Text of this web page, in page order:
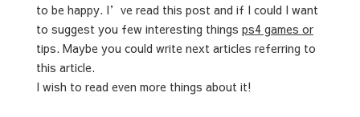
to be happy. I’ve read this post and if I could I want
to suggest you few interesting things ps4 games or
tips. Maybe you could write next articles referring to
this article.
I wish to read even more things about it!